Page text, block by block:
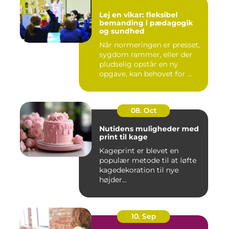
Lej en vikar: fleksibel
bemanding i pædagogik
og sundhed
Når normeringen er presset,
sygdom rammer, eller der
pludselig opstår en ny
opgave, kan behovet for ...
08. Oct
Nutidens muligheder med
print til kage
Kageprint er blevet en
populær metode til at løfte
kagedekoration til nye
højder...
10. Sep